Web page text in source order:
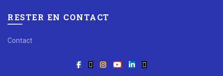
RESTER EN CONTACT
Contact